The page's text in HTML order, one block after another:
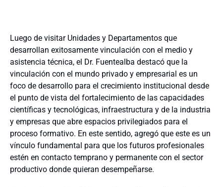
Luego de visitar Unidades y Departamentos que
desarrollan exitosamente vinculación con el medio y
asistencia técnica, el Dr. Fuentealba destacó que la
vinculación con el mundo privado y empresarial es un
foco de desarrollo para el crecimiento institucional desde
el punto de vista del fortalecimiento de las capacidades
científicas y tecnológicas, infraestructura y de la industria
y empresas que abre espacios privilegiados para el
proceso formativo. En este sentido, agregó que este es un
vínculo fundamental para que los futuros profesionales
estén en contacto temprano y permanente con el sector
productivo donde quieran desempeñarse.